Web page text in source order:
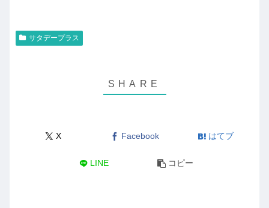
サタデープラス
X Facebook はてブ
LINE コピー